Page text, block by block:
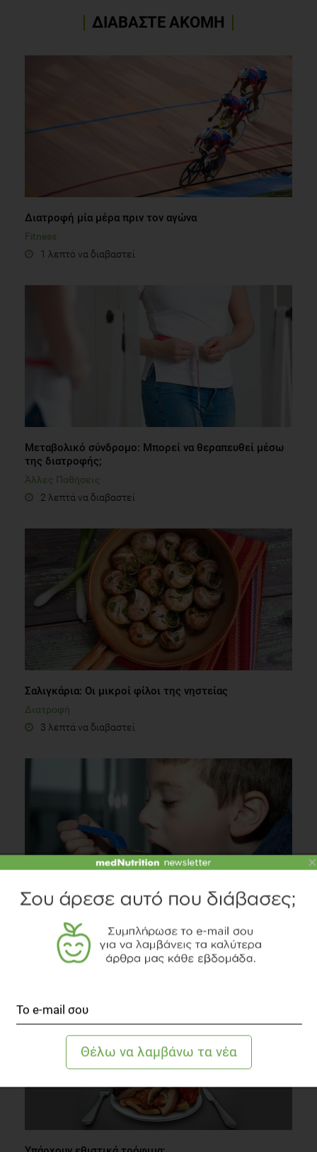
2014: http://www.genenutrition.gr/index.php/sakxarodis-
ΔΙΑΒΑΣΤΕ ΑΚΟΜΗ
Διατροφή μία μέρα πριν τον αγώνα
Fitness
1 λεπτό να διαβαστεί
Μεταβολικό σύνδρομο: Μπορεί να θεραπευθεί μέσω
της διατροφής;
Άλλες Παθήσεις
2 λεπτά να διαβαστεί
Σαλιγκάρια: Οι μικροί φίλοι της νηστείας
Διατροφή
3 λεπτά να διαβαστεί
Η διατροφή των παιδιών που βρίσκονται σε θεραπεία
Άλλες Παθήσεις
2 λεπτά να διαβαστεί
×